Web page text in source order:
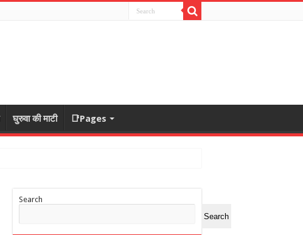
घुरुवा की माटी 📑Pages
Search
Search